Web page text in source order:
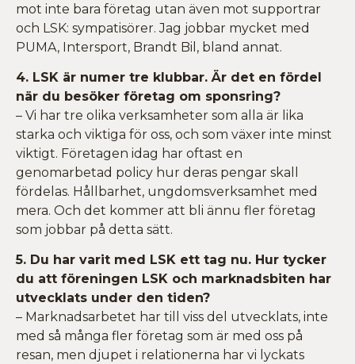
mot inte bara företag utan även mot supportrar
och LSK: sympatisörer. Jag jobbar mycket med
PUMA, Intersport, Brandt Bil, bland annat.
4. LSK är numer tre klubbar. Är det en fördel
när du besöker företag om sponsring?
– Vi har tre olika verksamheter som alla är lika
starka och viktiga för oss, och som växer inte minst
viktigt. Företagen idag har oftast en
genomarbetad policy hur deras pengar skall
fördelas. Hållbarhet, ungdomsverksamhet med
mera. Och det kommer att bli ännu fler företag
som jobbar på detta sätt.
5. Du har varit med LSK ett tag nu. Hur tycker
du att föreningen LSK och marknadsbiten har
utvecklats under den tiden?
– Marknadsarbetet har till viss del utvecklats, inte
med så många fler företag som är med oss på
resan, men djupet i relationerna har vi lyckats